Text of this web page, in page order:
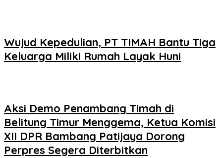
Wujud Kepedulian, PT TIMAH Bantu Tiga
Keluarga Miliki Rumah Layak Huni
Aksi Demo Penambang Timah di
Belitung Timur Menggema, Ketua Komisi
XII DPR Bambang Patijaya Dorong
Perpres Segera Diterbitkan